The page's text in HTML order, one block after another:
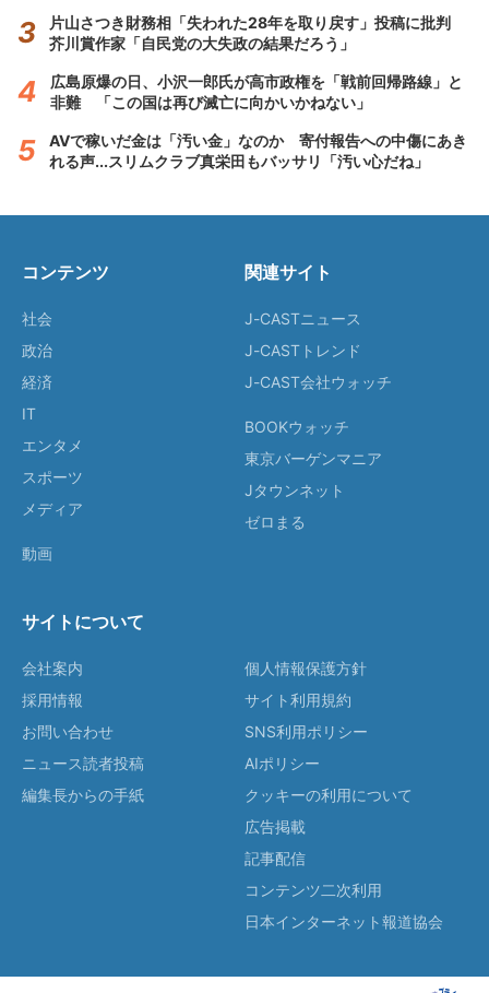
片山さつき財務相「失われた28年を取り戻す」投稿に批判
芥川賞作家「自民党の大失政の結果だろう」
広島原爆の日、小沢一郎氏が高市政権を「戦前回帰路線」と
非難 「この国は再び滅亡に向かいかねない」
AVで稼いだ金は「汚い金」なのか 寄付報告への中傷にあき
れる声...スリムクラブ真栄田もバッサリ「汚い心だね」
コンテンツ
社会
政治
経済
IT
エンタメ
スポーツ
メディア
動画
関連サイト
J-CASTニュース
J-CASTトレンド
J-CAST会社ウォッチ
BOOKウォッチ
東京バーゲンマニア
Jタウンネット
ゼロまる
サイトについて
会社案内
採用情報
お問い合わせ
ニュース読者投稿
編集長からの手紙
個人情報保護方針
サイト利用規約
SNS利用ポリシー
AIポリシー
クッキーの利用について
広告掲載
記事配信
コンテンツ二次利用
日本インターネット報道協会